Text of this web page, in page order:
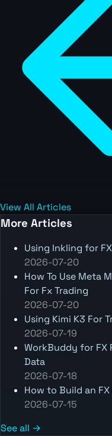
View All Articles
More Articles
Using Inkling for
2026-07-20
How To Use Meta
For Fx Trading
2026-07-20
Using Kimi K3 For
2026-07-19
WorkBuddy for FX
Data
2026-07-18
How to Build an
2026-07-15
See all →